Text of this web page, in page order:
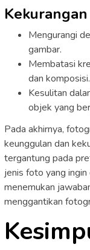
Mengurangi
gambar.
Membatasi
dan komposisi.
Kesulitan
objek yang
Pada akhirnya,
keunggulan dan
tergantung pada
jenis foto yang ingin
menemukan
menggantikan